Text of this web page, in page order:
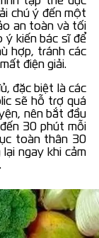
chú ý đến một
an toàn và tối
ý kiến bác sĩ để
hợp, tránh các
điện giải.
đặc biệt là các
sẽ hỗ trợ quá
nên bắt đầu
30 phút mỗi
toàn thân 30
ngay khi cảm